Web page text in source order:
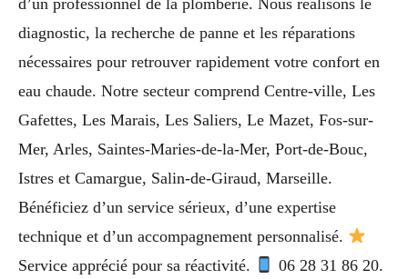
d’un professionnel de la plomberie. Nous réalisons le
diagnostic, la recherche de panne et les réparations
nécessaires pour retrouver rapidement votre confort en
eau chaude. Notre secteur comprend Centre-ville, Les
Gafettes, Les Marais, Les Saliers, Le Mazet, Fos-sur-
Mer, Arles, Saintes-Maries-de-la-Mer, Port-de-Bouc,
Istres et Camargue, Salin-de-Giraud, Marseille.
Bénéficiez d’un service sérieux, d’une expertise
technique et d’un accompagnement personnalisé.
Service apprécié pour sa réactivité.
06 28 31 86 20.